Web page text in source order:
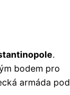
.
bodem pro
armáda pod